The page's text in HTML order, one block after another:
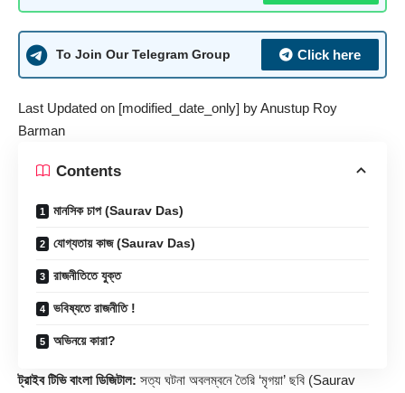
To Join Our Telegram Group Click here
Last Updated on [modified_date_only] byAnustup Roy
Barman
Contents
মানসিক চাপ (Saurav Das)
যোগ্যতায় কাজ (Saurav Das)
রাজনীতিতে যুক্ত
ভবিষ্যতে রাজনীতি !
অভিনয়ে কারা?
ট্রাইব টিভি বাংলা ডিজিটাল: সত্য ঘটনা অবলম্বনে তৈরি ‘মৃগয়া’ ছবি (Saurav